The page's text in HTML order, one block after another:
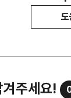
도
주세요!